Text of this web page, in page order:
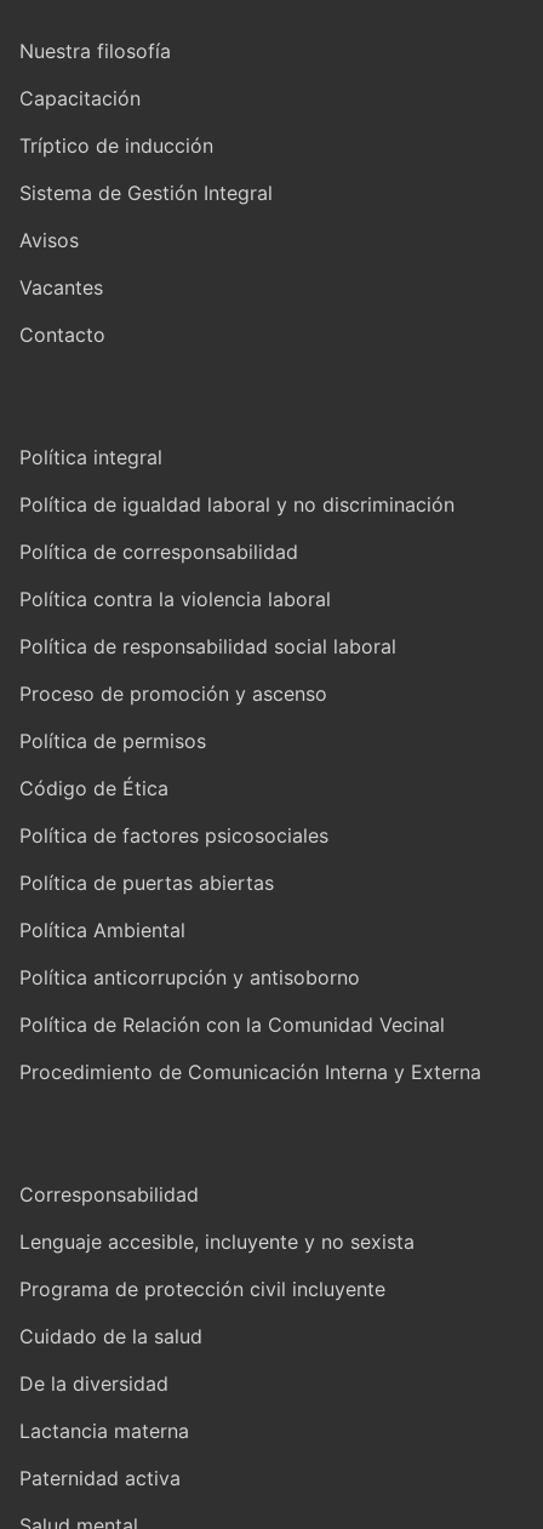
Nuestra filosofía
Capacitación
Tríptico de inducción
Sistema de Gestión Integral
Avisos
Vacantes
Contacto
Política integral
Política de igualdad laboral y no discriminación
Política de corresponsabilidad
Política contra la violencia laboral
Política de responsabilidad social laboral
Proceso de promoción y ascenso
Política de permisos
Código de Ética
Política de factores psicosociales
Política de puertas abiertas
Política Ambiental
Política anticorrupción y antisoborno
Política de Relación con la Comunidad Vecinal
Procedimiento de Comunicación Interna y Externa
Corresponsabilidad
Lenguaje accesible, incluyente y no sexista
Programa de protección civil incluyente
Cuidado de la salud
De la diversidad
Lactancia materna
Paternidad activa